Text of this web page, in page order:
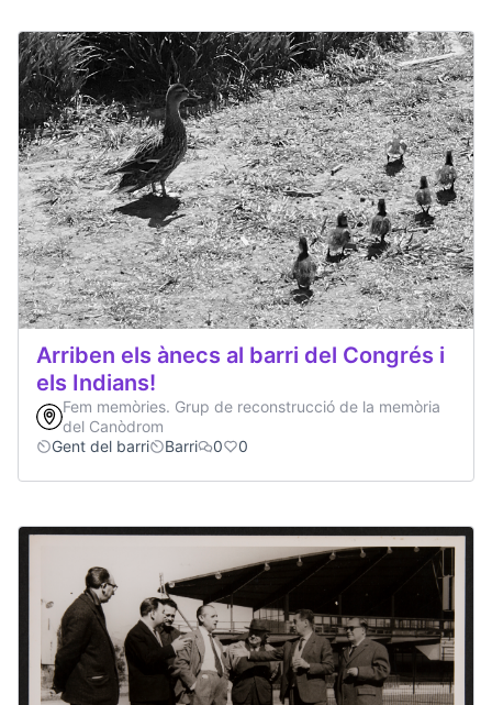
Arriben els ànecs al barri del Congrés i
els Indians!
Fem memòries. Grup de reconstrucció de la memòria
del Canòdrom
Gent del barri
Barri 0 0